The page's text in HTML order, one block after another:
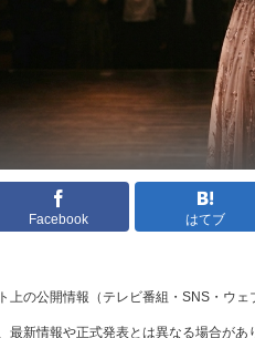
Facebook はてブ
の公開情報（テレビ番組・SNS・ウ
最新情報や正式発表とは異なる場合があ